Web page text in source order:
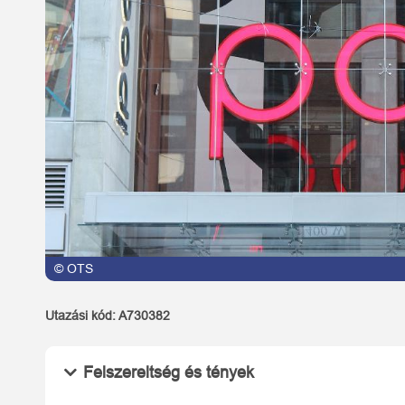
© OTS
© OTS
Utazási kód:A730382
Felszereltség és tények